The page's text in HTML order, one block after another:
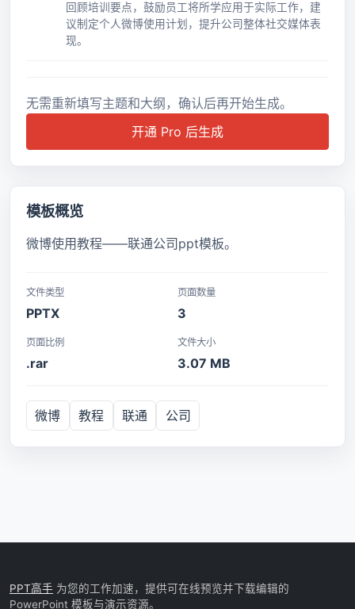
回顾培训要点，鼓励员工将所学应用于实际工作，建
议制定个人微博使用计划，提升公司整体社交媒体表
现。
无需重新填写主题和大纲，确认后再开始生成。
开通 Pro 后生成
模板概览
微博使用教程――联通公司ppt模板。
文件类型
PPTX
页面数量
3
页面比例
.rar
文件大小
3.07 MB
微博 教程 联通 公司
PPT高手 为您的工作加速，提供可在线预览并下载编辑的
PowerPoint 模板与演示资源。